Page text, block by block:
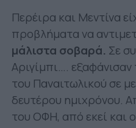
Περέιρα και Μεντίνα
προβλήματα να
μάλιστα σοβαρά. Σε
Αριγίμπι….
του Παναιτωλικού σε
δευτέρου ημιχρόνου.
του ΟΦΗ, από εκεί και